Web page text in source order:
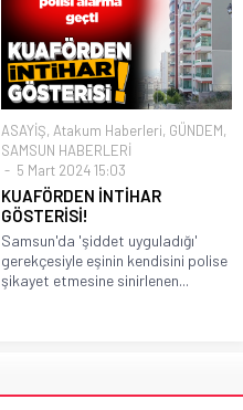
ASAYİŞ, Atakum Haberleri, GÜNDEM,
SAMSUN HABERLERİ
5 Mart 2024 15:03
KUAFÖRDEN İNTİHAR
GÖSTERİSİ!
Samsun'da 'şiddet uyguladığı'
gerekçesiyle eşinin kendisini polise
şikayet etmesine sinirlenen...